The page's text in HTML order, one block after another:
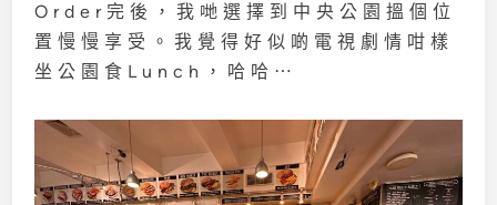
Order完後，我哋選擇到中央公園搵個位
置慢慢享受。我覺得好似啲電視劇情咁樣
坐公園食Lunch，哈哈⋯